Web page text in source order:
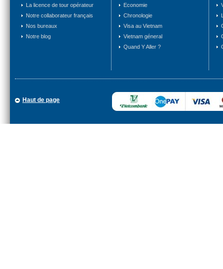
La licence de tour opérateur
Notre collaborateur français
Nos bureaux
Notre blog
Economie
Chronologie
Visa au Vietnam
Vietnam géneral
Quand Y Aller ?
Haut de page